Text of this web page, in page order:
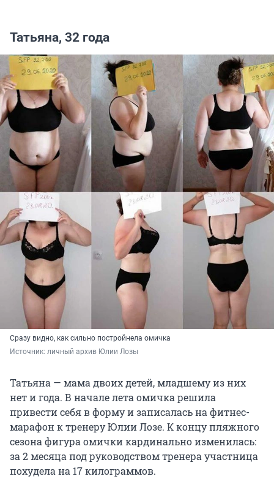
Татьяна, 32 года
Сразу видно, как сильно постройнела омичка
Источник: личный архив Юлии Лозы
Татьяна — мама двоих детей, младшему из них
нет и года. В начале лета омичка решила
привести себя в форму и записалась на фитнес-
марафон к тренеру Юлии Лозе. К концу пляжного
сезона фигура омички кардинально изменилась:
за 2 месяца под руководством тренера участница
похудела на 17 килограммов.